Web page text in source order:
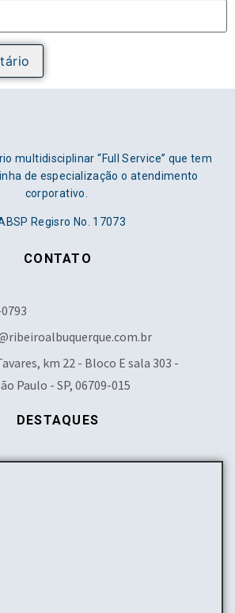
multidisciplinar “Full Service” que tem
de especialização o atendimento
corporativo.
Regisro No. 17073
CONTATO
km 22 - Bloco E sala 303 -
Paulo - SP, 06709-015
DESTAQUES